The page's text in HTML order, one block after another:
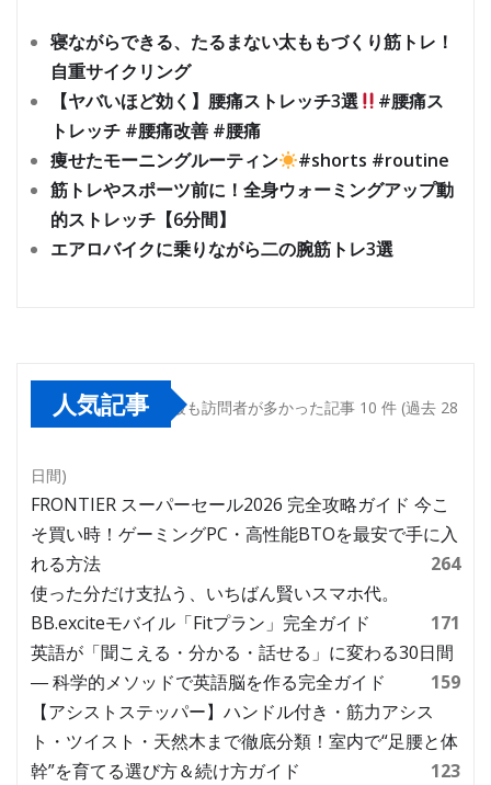
寝ながらできる、たるまない太ももづくり筋トレ！
自重サイクリング
【ヤバいほど効く】腰痛ストレッチ3選
#腰痛ス
トレッチ #腰痛改善 #腰痛
痩せたモーニングルーティン
#shorts #routine
筋トレやスポーツ前に！全身ウォーミングアップ動
的ストレッチ【6分間】
エアロバイクに乗りながら二の腕筋トレ3選
人気記事 最も訪問者が多かった記事 10 件 (過去 28
日間)
FRONTIER スーパーセール2026 完全攻略ガイド 今こ
そ買い時！ゲーミングPC・高性能BTOを最安で手に入
れる方法
264
使った分だけ支払う、いちばん賢いスマホ代。
BB.exciteモバイル「Fitプラン」完全ガイド
171
英語が「聞こえる・分かる・話せる」に変わる30日間
― 科学的メソッドで英語脳を作る完全ガイド
159
【アシストステッパー】ハンドル付き・筋力アシス
ト・ツイスト・天然木まで徹底分類！室内で“足腰と体
幹”を育てる選び方＆続け方ガイド
123